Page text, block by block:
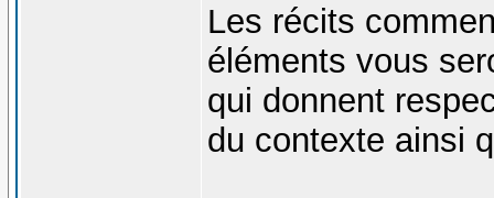
Les récits
éléments vous
qui donnent
du contexte ainsi